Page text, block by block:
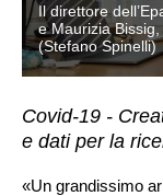
Il direttore
e Maurizia
(Stefano Spinelli)
Covid-19 -
e dati per la
«Un grandissimo